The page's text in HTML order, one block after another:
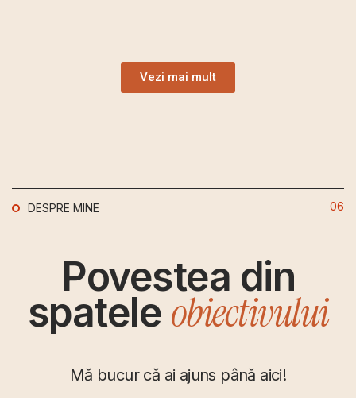
Vezi mai mult
DESPRE MINE 06
Povestea din
spatele obiectivului
Mă bucur că ai ajuns până aici!